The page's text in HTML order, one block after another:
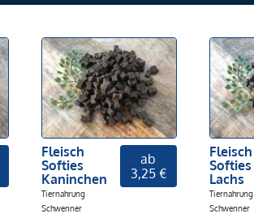
Fleisch
Softies
Kaninchen
Tiernahrung
Schwenner
ab
3,25 €
Fleisch
Softies
Lachs
Tiernahrung
Schwenner